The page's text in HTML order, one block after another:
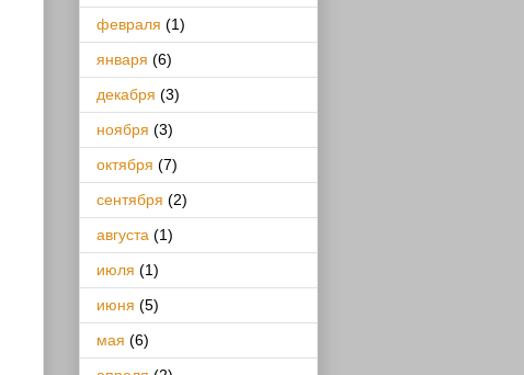
февраля (1)
января (6)
декабря (3)
ноября (3)
октября (7)
сентября (2)
августа (1)
июля (1)
июня (5)
мая (6)